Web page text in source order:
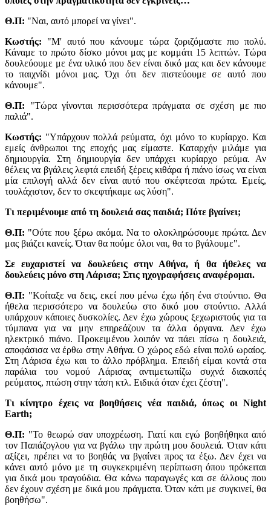
Θ.Π: "Ναι, αυτό μπορεί να γίνει".
Κωστής: "M' αυτό που κάνουμε τώρα ζοριζόμαστε πιο πολύ.
Κάναμε το πρώτο δίσκο μόνοι μας με κομμάτι 15 λεπτών. Τώρα
δουλεύουμε με ένα υλικό που δεν είναι δικό μας και δεν κάνουμε
το παιχνίδι μόνοι μας. Όχι ότι δεν πιστεύουμε σε αυτό που
κάνουμε".
Θ.Π: "Τώρα γίνονται περισσότερα πράγματα σε σχέση με πιο
παλιά".
Κωστής: "Υπάρχουν πολλά ρεύματα, όχι μόνο το κυρίαρχο. Και
εμείς άνθρωποι της εποχής μας είμαστε. Καταρχήν μιλάμε για
δημιουργία. Στη δημιουργία δεν υπάρχει κυρίαρχο ρεύμα. Αν
θέλεις να βγάλεις λεφτά επειδή ξέρεις κιθάρα ή πιάνο ίσως να είναι
μία επιλογή αλλά δεν είναι αυτό που σκέφτεσαι πρώτα. Εμείς,
τουλάχιστον, δεν το σκεφτήκαμε ως λύση".
Tι περιμένουμε από τη δουλειά σας παιδιά; Πότε βγαίνει;
Θ.Π: "Ούτε που ξέρω ακόμα. Να το ολοκληρώσουμε πρώτα. Δεν
μας βιάζει κανείς. Όταν θα πούμε όλοι ναι, θα το βγάλουμε".
Σε ευχαριστεί να δουλεύεις στην Αθήνα, ή θα ήθελες να
δουλεύεις μόνο στη Λάρισα; Στις ηχογραφήσεις αναφέρομαι.
Θ.Π: "Κοίταξε να δεις, εκεί που μένω έχω ήδη ένα στούντιο. Θα
ήθελα περισσότερο να δουλεύω στο δικό μου στούντιο. Αλλά
υπάρχουν κάποιες δυσκολίες. Δεν έχω χώρους ξεχωριστούς για τα
τύμπανα για να μην επηρεάζουν τα άλλα όργανα. Δεν έχω
ηλεκτρικό πιάνο. Προκειμένου λοιπόν να πάει πίσω η δουλειά,
αποφάσισα να έρθω στην Αθήνα. Ο χώρος εδώ είναι πολύ ωραίος.
Στη Λάρισα έχω και το άλλο πρόβλημα. Επειδή είμαι κοντά στα
παράλια του νομού Λάρισας αντιμετωπίζω συχνά διακοπές
ρεύματος, πτώση στην τάση κτλ. Ειδικά όταν έχει ζέστη".
Τι κίνητρο έχεις να βοηθήσεις νέα παιδιά, όπως οι Night
Earth;
Θ.Π: "Το θεωρώ σαν υποχρέωση. Γιατί και εγώ βοηθήθηκα από
τον Παπάζογλου για να βγάλω την πρώτη μου δουλειά. Όταν κάτι
αξίζει, πρέπει να το βοηθάς να βγαίνει προς τα έξω. Δεν έχει να
κάνει αυτό μόνο με τη συγκεκριμένη περίπτωση όπου πρόκειται
για δικά μου τραγούδια. Θα κάνω παραγωγές και σε άλλους που
δεν έχουν σχέση με δικά μου πράγματα. Όταν κάτι με συγκινεί, θα
βοηθήσω".